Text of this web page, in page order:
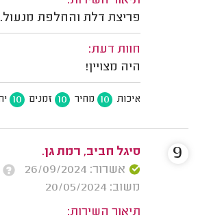
פריצת דלת והחלפת מנעול.
חוות דעת:
היה מצויין!
איכות 10 מחיר 10 זמנים 10
סיגל חביב, רמת גן.
אשרור: 26/09/2024
משוב: 20/05/2024
תיאור השירות:
9